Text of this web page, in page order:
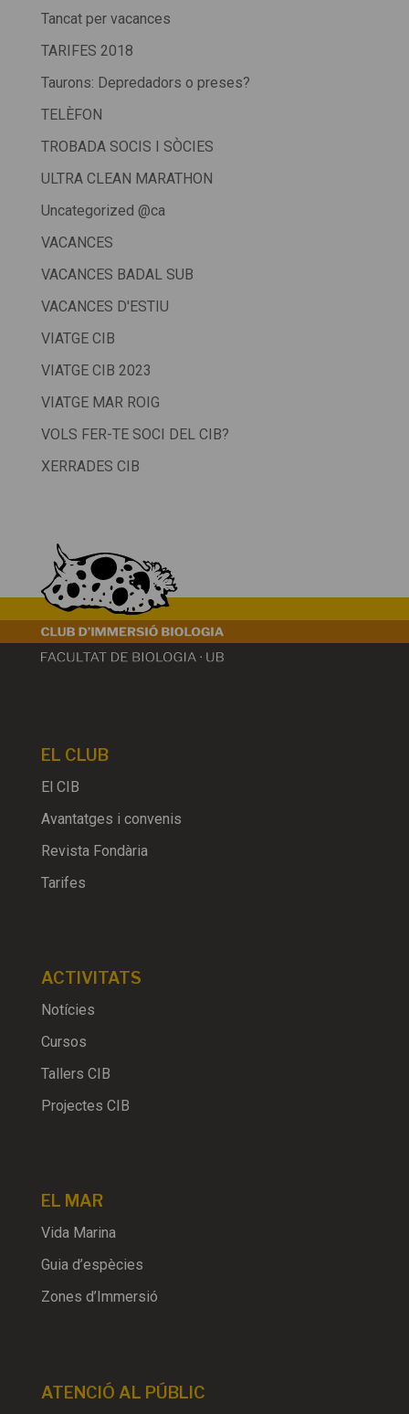
Tancat per vacances
TARIFES 2018
Taurons: Depredadors o preses?
TELÈFON
TROBADA SOCIS I SÒCIES
ULTRA CLEAN MARATHON
Uncategorized @ca
VACANCES
VACANCES BADAL SUB
VACANCES D'ESTIU
VIATGE CIB
VIATGE CIB 2023
VIATGE MAR ROIG
VOLS FER-TE SOCI DEL CIB?
XERRADES CIB
EL CLUB
El CIB
Avantatges i convenis
Revista Fondària
Tarifes
ACTIVITATS
Notícies
Cursos
Tallers CIB
Projectes CIB
EL MAR
Vida Marina
Guia d’espècies
Zones d’Immersió
ATENCIÓ AL PÚBLIC